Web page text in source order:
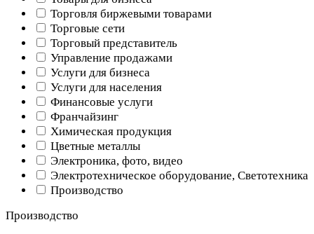
Торговля биржевыми товарами
Торговые сети
Торговый представитель
Управление продажами
Услуги для бизнеса
Услуги для населения
Финансовые услуги
Франчайзинг
Химическая продукция
Цветные металлы
Электроника, фото, видео
Электротехническое оборудование, Светотехника
Производство
Производство